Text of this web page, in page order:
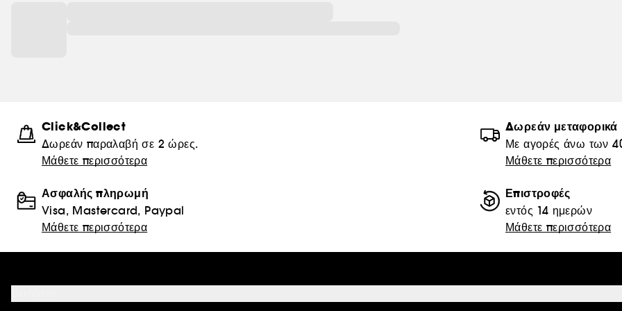
Click&Collect
Δωρεάν παραλαβή σε 2 ώρες.
Μάθετε περισσότερα
Δωρεάν μεταφορικά
Με αγορές άνω των
Μάθετε περισσότερα
Ασφαλής πληρωμή
Visa, Mastercard, Paypal
Μάθετε περισσότερα
Επιστροφές
εντός 14 ημερών
Μάθετε περισσότερα